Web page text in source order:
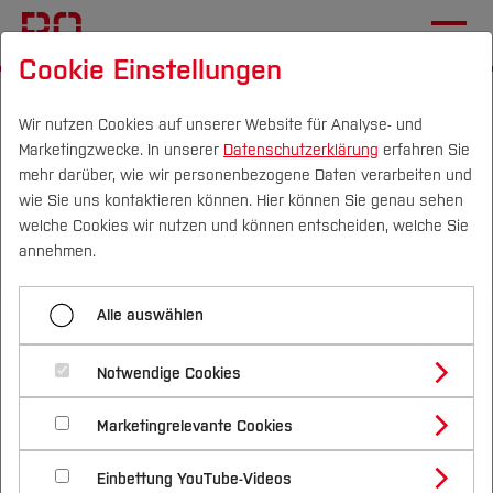
Campus Personen DE|EN Quicklinks
Studium
Studienangebote
Bachelorstudiengänge
Masterstudiengänge
Vor dem Studium
Bewerben & Einschreiben
Bewerbungsportal
Im Studium
Studienbüros und Prüfungen
Nach dem Studium
Forschung & Transfer
Profil
Forschungs- und Transferprofil
Schwerpunkte (FuT)
Beratung & Förderung
Nachhaltigkeit
Nachhaltigkeit studieren
International
Internationale Bewerber*innen
Leben in Deutschland
Visum & Aufenthalt
Menü aufklappen
Krankenversicherung
Sprachkurse
Freizeit und Soziales
Visum
Ob Sie ein Visum benötigen, hängt von Ihrer
Staatsangehörigkeit, der Dauer Ihres Aufenthalts
und bestimmten Einzelheiten Ihres Studiums ab.
Cookie Einstellungen
Wir nutzen Cookies auf unserer Website für Analyse- und
Marketingzwecke. In unserer Datenschutzerklärung erfahren Sie
mehr darüber, wie wir personenbezogene Daten verarbeiten und
wie Sie uns kontaktieren können. Hier können Sie genau sehen
welche Cookies wir nutzen und können entscheiden, welche Sie
annehmen.
Alle auswählen
Notwendige Cookies
Marketingrelevante Cookies
Einbettung YouTube-Videos